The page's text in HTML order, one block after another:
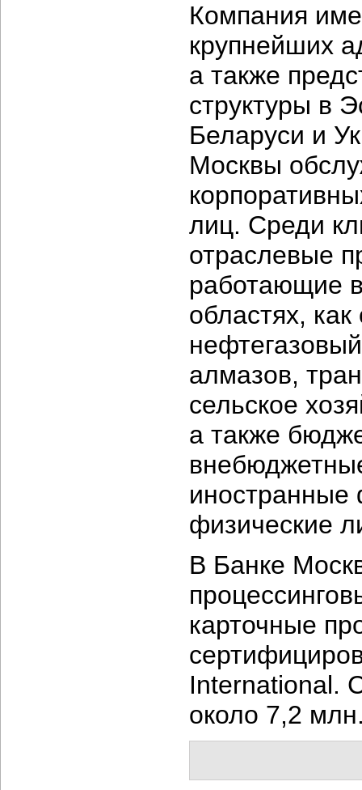
Компания
крупнейших
а также
структуры в
Беларуси и
Москвы
лиц. Среди
отраслевые
работающие
областях,
алмазов,
сельское
а также
иностранные
физические
В Банке
карточные
International.
около 7,2